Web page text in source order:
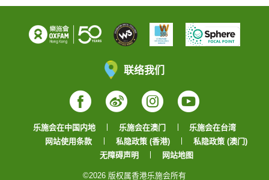
联络我们
Facebook
WeiboInstagram
YouTube
乐施会在中国内地 乐施会在澳门
乐施会在台湾
网站使用条款
私隐政策 (香港)
私隐政策 (澳门)
无障碍声明
网站地图
©2026 版权属香港乐施会所有